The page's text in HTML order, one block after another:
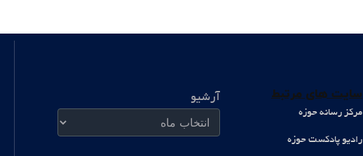
سایت های مرتبط
مرکز رسانه حوزه
رادیو پادکست حوزه
آرشیو
آرشیو